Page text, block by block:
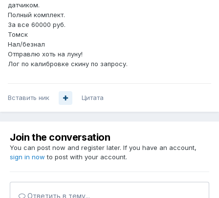
датчиком.
Полный комплект.
За все 60000 руб.
Томск
Нал/безнал
Отправлю хоть на луну!
Лог по калибровке скину по запросу.
Вставить ник Цитата
Join the conversation
You can post now and register later. If you have an account,
sign in now to post with your account.
Ответить в тему...